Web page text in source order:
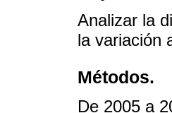
Analizar la
la variación
Métodos.
De 2005 a